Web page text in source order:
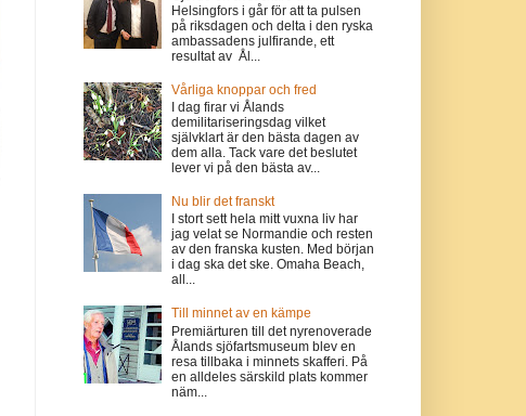
Helsingfors i går för att ta pulsen
på riksdagen och delta i den ryska
ambassadens julfirande, ett
resultat av Ål...
Vårliga knoppar och fred
I dag firar vi Ålands
demilitariseringsdag vilket
självklart är den bästa dagen av
dem alla. Tack vare det beslutet
lever vi på den bästa av...
Nu blir det franskt
I stort sett hela mitt vuxna liv har
jag velat se Normandie och resten
av den franska kusten. Med början
i dag ska det ske. Omaha Beach,
all...
Till minnet av en kämpe
Premiärturen till det nyrenoverade
Ålands sjöfartsmuseum blev en
resa tillbaka i minnets skafferi. På
en alldeles särskild plats kommer
näm...